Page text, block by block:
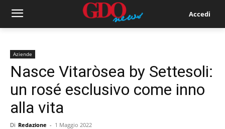
Accedi
Aziende
Nasce Vitaròsea by Settesoli:
un rosé esclusivo come inno
alla vita
Di Redazione - 1 Maggio 2022